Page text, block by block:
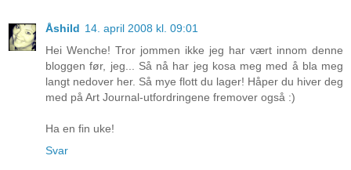
Åshild 14. april 2008 kl. 09:01
Hei Wenche! Tror jommen ikke jeg har vært innom denne
bloggen før, jeg... Så nå har jeg kosa meg med å bla meg
langt nedover her. Så mye flott du lager! Håper du hiver deg
med på Art Journal-utfordringene fremover også :)
Ha en fin uke!
Svar